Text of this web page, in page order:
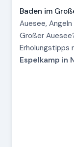
Baden im
Auesee,
Großer
Erholungstipps
Espelkamp in